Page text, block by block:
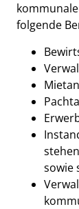
folgende
sowie